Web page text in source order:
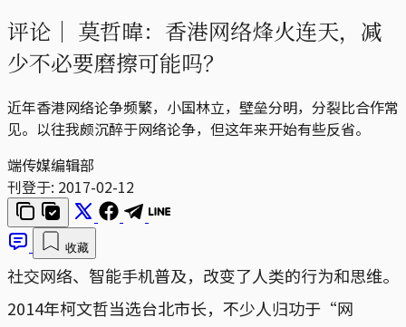
评论｜ 莫哲暐：香港网络烽火连天，减
少不必要磨擦可能吗？
近年香港网络论争频繁，小国林立，壁垒分明，分裂比合作常
见。以往我颇沉醉于网络论争，但这年来开始有些反省。
端传媒编辑部
刊登于: 2017-02-12
收藏
社交网络、智能手机普及，改变了人类的行为和思维。
2014年柯文哲当选台北市长，不少人归功于“网